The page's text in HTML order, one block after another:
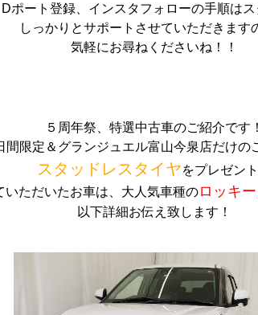
Dポート登録、インスタフォローの手順は
しっかりとサポートさせていただきます
気軽にお尋ねくださいね！！
５周年祭、特選中古車のご紹介です！
間限定＆グランジュエル富山今泉店だけの
スタッドレスタイヤをプレゼン
いただいたお車は、大人気車種のロッキー
以下詳細お伝え致します！